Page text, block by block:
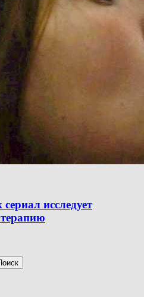
исследует